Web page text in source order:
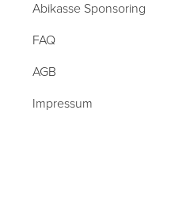
Abikasse Sponsoring
FAQ
AGB
Impressum